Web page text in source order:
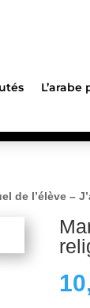
de l’élève –